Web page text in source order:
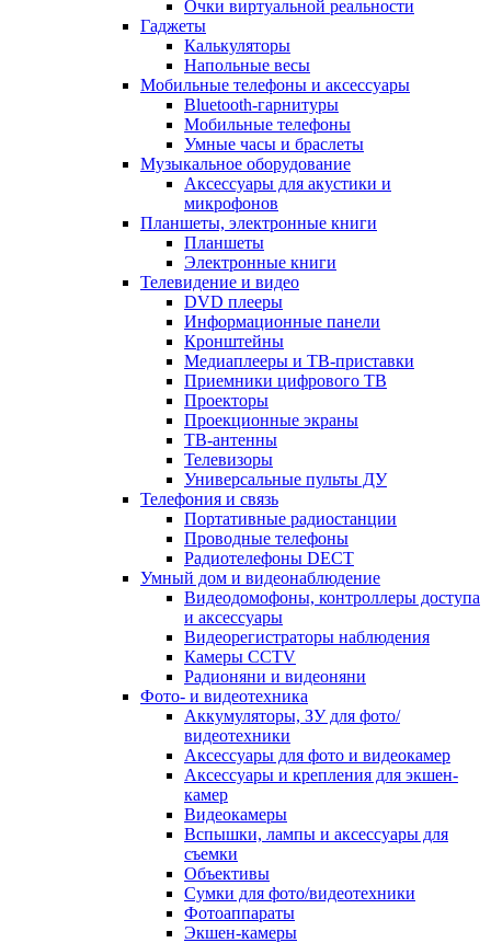
Очки виртуальной реальности
Гаджеты
Калькуляторы
Напольные весы
Мобильные телефоны и аксессуары
Bluetooth-гарнитуры
Мобильные телефоны
Умные часы и браслеты
Музыкальное оборудование
Аксессуары для акустики и
микрофонов
Планшеты, электронные книги
Планшеты
Электронные книги
Телевидение и видео
DVD плееры
Информационные панели
Кронштейны
Медиаплееры и ТВ-приставки
Приемники цифрового ТВ
Проекторы
Проекционные экраны
ТВ-антенны
Телевизоры
Универсальные пульты ДУ
Телефония и связь
Портативные радиостанции
Проводные телефоны
Радиотелефоны DECT
Умный дом и видеонаблюдение
Видеодомофоны, контроллеры доступа
и аксессуары
Видеорегистраторы наблюдения
Камеры CCTV
Радионяни и видеоняни
Фото- и видеотехника
Аккумуляторы, ЗУ для фото/
видеотехники
Аксессуары для фото и видеокамер
Аксессуары и крепления для экшен-
камер
Видеокамеры
Вспышки, лампы и аксессуары для
съемки
Объективы
Сумки для фото/видеотехники
Фотоаппараты
Экшен-камеры